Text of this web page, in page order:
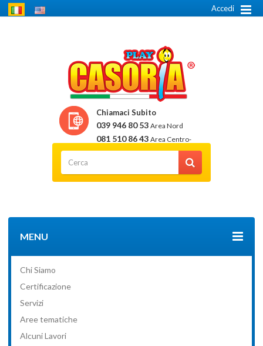
Accedi
Chiamaci Subito
039 946 80 53 Area Nord
081 510 86 43 Area Centro-
Sud
MENU
Chi Siamo
Certificazione
Servizi
Aree tematiche
Alcuni Lavori